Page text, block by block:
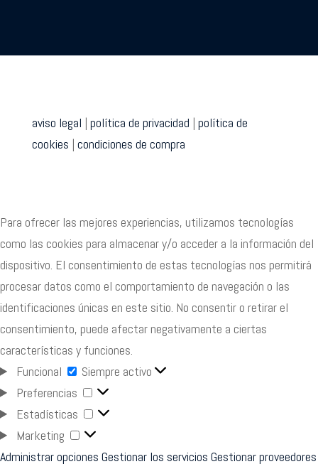
aviso legal | política de privacidad | política de
cookies | condiciones de compra
Para ofrecer las mejores experiencias, utilizamos tecnologías
como las cookies para almacenar y/o acceder a la información del
dispositivo. El consentimiento de estas tecnologías nos permitirá
procesar datos como el comportamiento de navegación o las
identificaciones únicas en este sitio. No consentir o retirar el
consentimiento, puede afectar negativamente a ciertas
características y funciones.
Funcional
Funcional
Siempre activo
Preferencias
Preferencias
Estadísticas
Estadísticas
Marketing
Marketing
Administrar opciones Gestionar los servicios Gestionar proveedores